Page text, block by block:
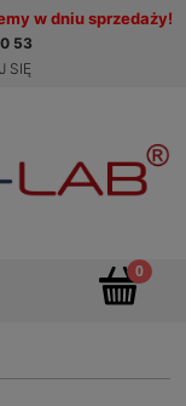
w dniu sprzedaży!
53
SIĘ